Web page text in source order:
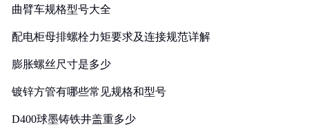
曲臂车规格型号大全
配电柜母排螺栓力矩要求及连接规范详解
膨胀螺丝尺寸是多少
镀锌方管有哪些常见规格和型号
D400球墨铸铁井盖重多少